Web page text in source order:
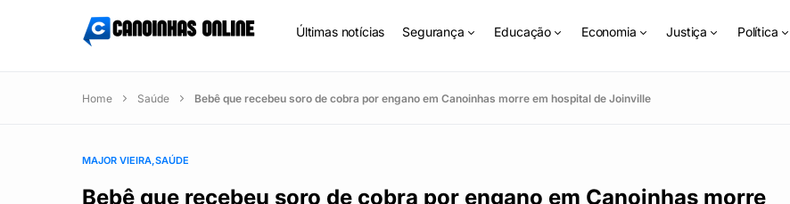
Últimas notícias Segurança Educação Economia Justiça Política
Home Saúde Bebê que recebeu soro de cobra por engano em Canoinhas morre em hospital de Joinville
MAJOR VIEIRA SAÚDE
Bebê que recebeu soro de cobra por engano em Canoinhas morre